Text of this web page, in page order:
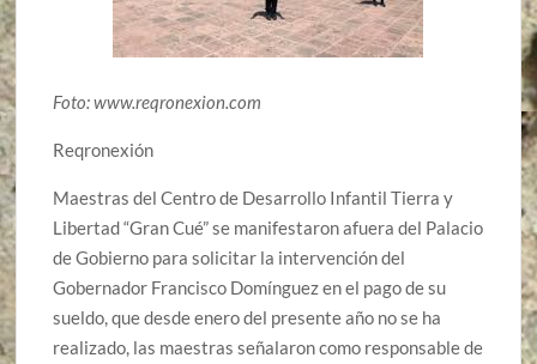
Foto: www.reqronexion.com
Reqronexión
Maestras del Centro de Desarrollo Infantil Tierra y
Libertad “Gran Cué” se manifestaron afuera del Palacio
de Gobierno para solicitar la intervención del
Gobernador Francisco Domínguez en el pago de su
sueldo, que desde enero del presente año no se ha
realizado, las maestras señalaron como responsable de